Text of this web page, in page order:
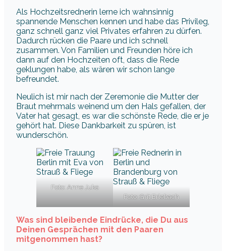
Als Hochzeitsrednerin lerne ich wahnsinnig
spannende Menschen kennen und habe das Privileg,
ganz schnell ganz viel Privates erfahren zu dürfen.
Dadurch rücken die Paare und ich schnell
zusammen. Von Familien und Freunden höre ich
dann auf den Hochzeiten oft, dass die Rede
geklungen habe, als wären wir schon lange
befreundet.
Neulich ist mir nach der Zeremonie die Mutter der
Braut mehrmals weinend um den Hals gefallen, der
Vater hat gesagt, es war die schönste Rede, die er je
gehört hat. Diese Dankbarkeit zu spüren, ist
wunderschön.
Foto: Anne Juka
Foto: Grit Erlebach
Was sind bleibende Eindrücke, die Du aus
Deinen Gesprächen mit den Paaren
mitgenommen hast?